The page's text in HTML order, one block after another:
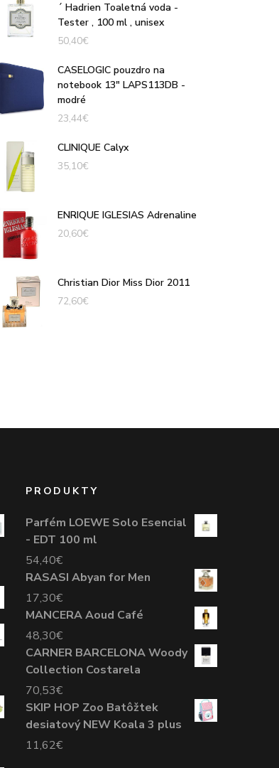
´ Hadrien Toaletná voda -
Tester , 100 ml , unisex
50,40€
CASELOGIC pouzdro na
notebook 13" LAPS113DB -
modré
23,44€
CLINIQUE Calyx
35,10€
ENRIQUE IGLESIAS Adrenaline
20,60€
Christian Dior Miss Dior 2011
72,60€
PRODUKTY
Parfém LOEWE Solo Esencial
- EDT 100 ml
54,40€
RASASI Abyan for Men
17,30€
MANCERA Aoud Café
48,30€
CARNER BARCELONA Woody
Collection Costarela
70,53€
SKIP HOP Zoo Batôžtek
desiatový NEW Koala 3 plus
11,62€